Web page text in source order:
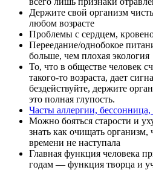
Держите свой организм
любом возрасте
Проблемы с сердцем,
Переедание/однобокое
больше, чем плохая экология
То, что в обществе человек
такого-то возраста, дает
бездействуйте, держите
это полная глупость.
Часты аллергии,
Можно бояться старости и
знать как очищать организм,
времени не наступала
Главная функция человека
годам — функция творца и